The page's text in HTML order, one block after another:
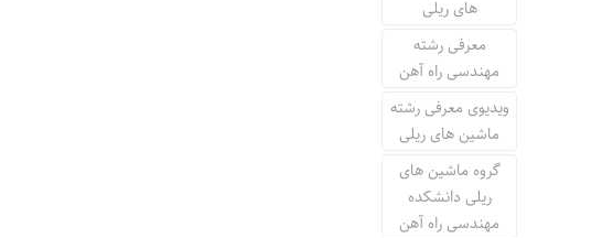
های ریلی
معرفی رشته
مهندسی راه آهن
ویدیوی معرفی رشته
ماشین های ریلی
گروه ماشین های
ریلی دانشکده
مهندسی راه آهن